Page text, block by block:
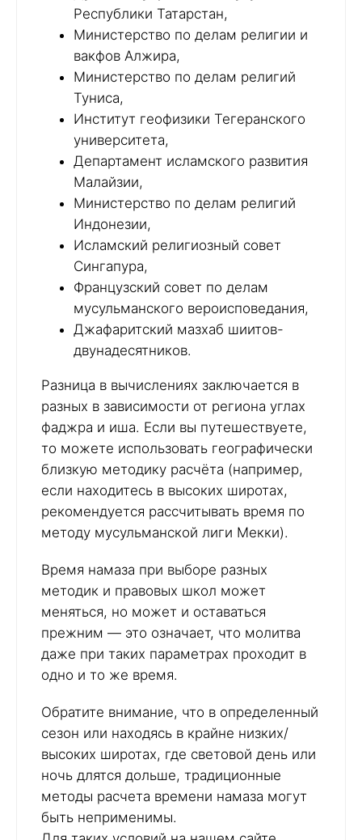
Республики Татарстан,
Министерство по делам религии и
вакфов Алжира,
Министерство по делам религий
Туниса,
Институт геофизики Тегеранского
университета,
Департамент исламского развития
Малайзии,
Министерство по делам религий
Индонезии,
Исламский религиозный совет
Сингапура,
Французский совет по делам
мусульманского вероисповедания,
Джафаритский мазхаб шиитов-
двунадесятников.
Разница в вычислениях заключается в
разных в зависимости от региона углах
фаджра и иша. Если вы путешествуете,
то можете использовать географически
близкую методику расчёта (например,
если находитесь в высоких широтах,
рекомендуется рассчитывать время по
методу мусульманской лиги Мекки).
Время намаза при выборе разных
методик и правовых школ может
меняться, но может и оставаться
прежним — это означает, что молитва
даже при таких параметрах проходит в
одно и то же время.
Обратите внимание, что в определенный
сезон или находясь в крайне низких/
высоких широтах, где световой день или
ночь длятся дольше, традиционные
методы расчета времени намаза могут
быть неприменимы.